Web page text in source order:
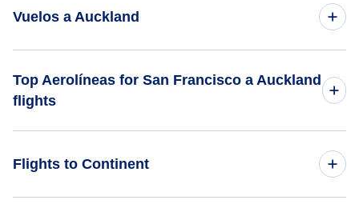
Vuelos a Auckland
Vuelos de San Diego a Auckland - SAN a AKL
Vuelos de Salt Lake City a Auckland - SLC a AKL
Top Aerolíneas for San Francisco a Auckland
flights
Flights to Continent